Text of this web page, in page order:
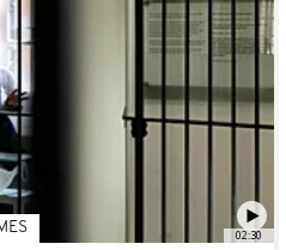
02:30